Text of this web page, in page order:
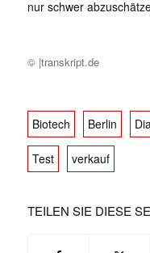
nur schwer
© |transkript.de
Biotech Berlin
Test verkauf
TEILEN SIE DIESE